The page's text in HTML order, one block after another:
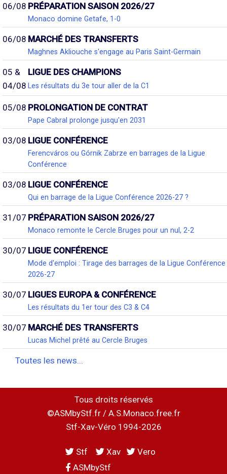
06/08 PRÉPARATION SAISON 2026/27
Monaco domine Getafe, 1-0
06/08 MARCHÉ DES TRANSFERTS
Maghnes Akliouche s'engage au Paris Saint-Germain
05 &
04/08
LIGUE DES CHAMPIONS
Les résultats du 3e tour aller de la C1
05/08 PROLONGATION DE CONTRAT
Pape Cabral prolonge jusqu'en 2031
03/08 LIGUE CONFÉRENCE
Ferencváros ou Górnik Zabrze en barrages de la Ligue
Conférence
03/08 LIGUE CONFÉRENCE
Qui en barrage de la Ligue Conférence 2026-27 ?
31/07 PRÉPARATION SAISON 2026/27
Monaco remonte le Cercle Bruges pour un nul, 2-2
30/07 LIGUE CONFÉRENCE
Mode d'emploi : Tirage des barrages de la Ligue Conférence
2026-27
30/07 LIGUES EUROPA & CONFÉRENCE
Les résultats du 1er tour des C3 & C4
30/07 MARCHÉ DES TRANSFERTS
Lucas Michel prêté au Cercle Bruges
Toutes les news...
Tous droits réservés
©ASMbyStf.fr / A.S.Monaco.free.fr
Stf-Xav-Véro 1994-2026
Stf Xav
Vero
ASMbyStf